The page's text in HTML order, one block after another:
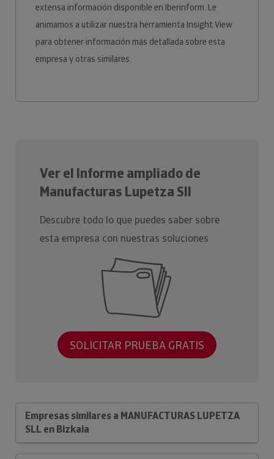
extensa información disponible en Iberinform. Le
animamos a utilizar nuestra herramienta Insight View
para obtener información más detallada sobre esta
empresa y otras similares.
Ver el Informe ampliado de
Manufacturas Lupetza Sll
Descubre todo lo que puedes saber sobre
esta empresa con nuestras soluciones
SOLICITAR PRUEBA GRATIS
Empresas similares a MANUFACTURAS LUPETZA
SLL en Bizkaia